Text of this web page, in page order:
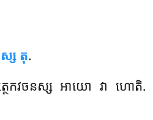
ស តុ.
ថេកវចនស្ស អាយោ វា ហោតិ.